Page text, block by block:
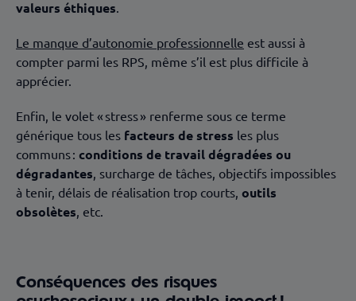
valeurs éthiques.
Le manque d’autonomie professionnelle est aussi à
compter parmi les RPS, même s’il est plus difficile à
apprécier.
Enfin, le volet « stress » renferme sous ce terme
générique tous les facteurs de stress les plus
communs : conditions de travail dégradées ou
dégradantes, surcharge de tâches, objectifs impossibles
à tenir, délais de réalisation trop courts, outils
obsolètes, etc.
Conséquences des risques